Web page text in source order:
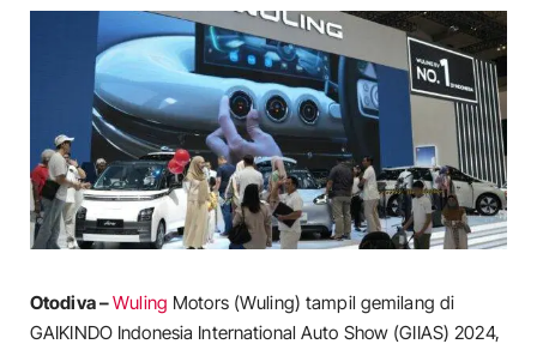
Otodiva –Wuling Motors (Wuling) tampil gemilang di
GAIKINDO Indonesia International Auto Show (GIIAS) 2024,